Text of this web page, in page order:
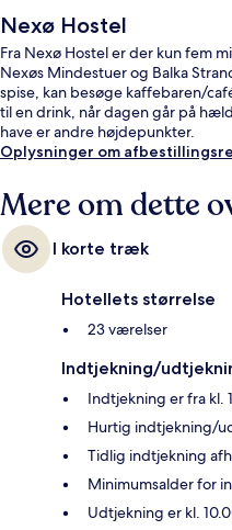
Nexø Hostel
Fra Nexø Hostel er der kun fem
Nexøs Mindestuer og Balka
spise, kan besøge kaffebaren/
til en drink, når dagen går på
have er andre højdepunkter.
Oplysninger om
Mere om dette
I korte træk
Hotellets størrelse
23 værelser
Indtjekning/
Indtjekning er fra kl.
Hurtig indtjekning/
Tidlig indtjekning
Minimumsalder for
Udtjekning er kl.